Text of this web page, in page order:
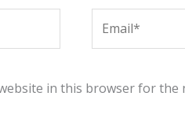
in this browser for the